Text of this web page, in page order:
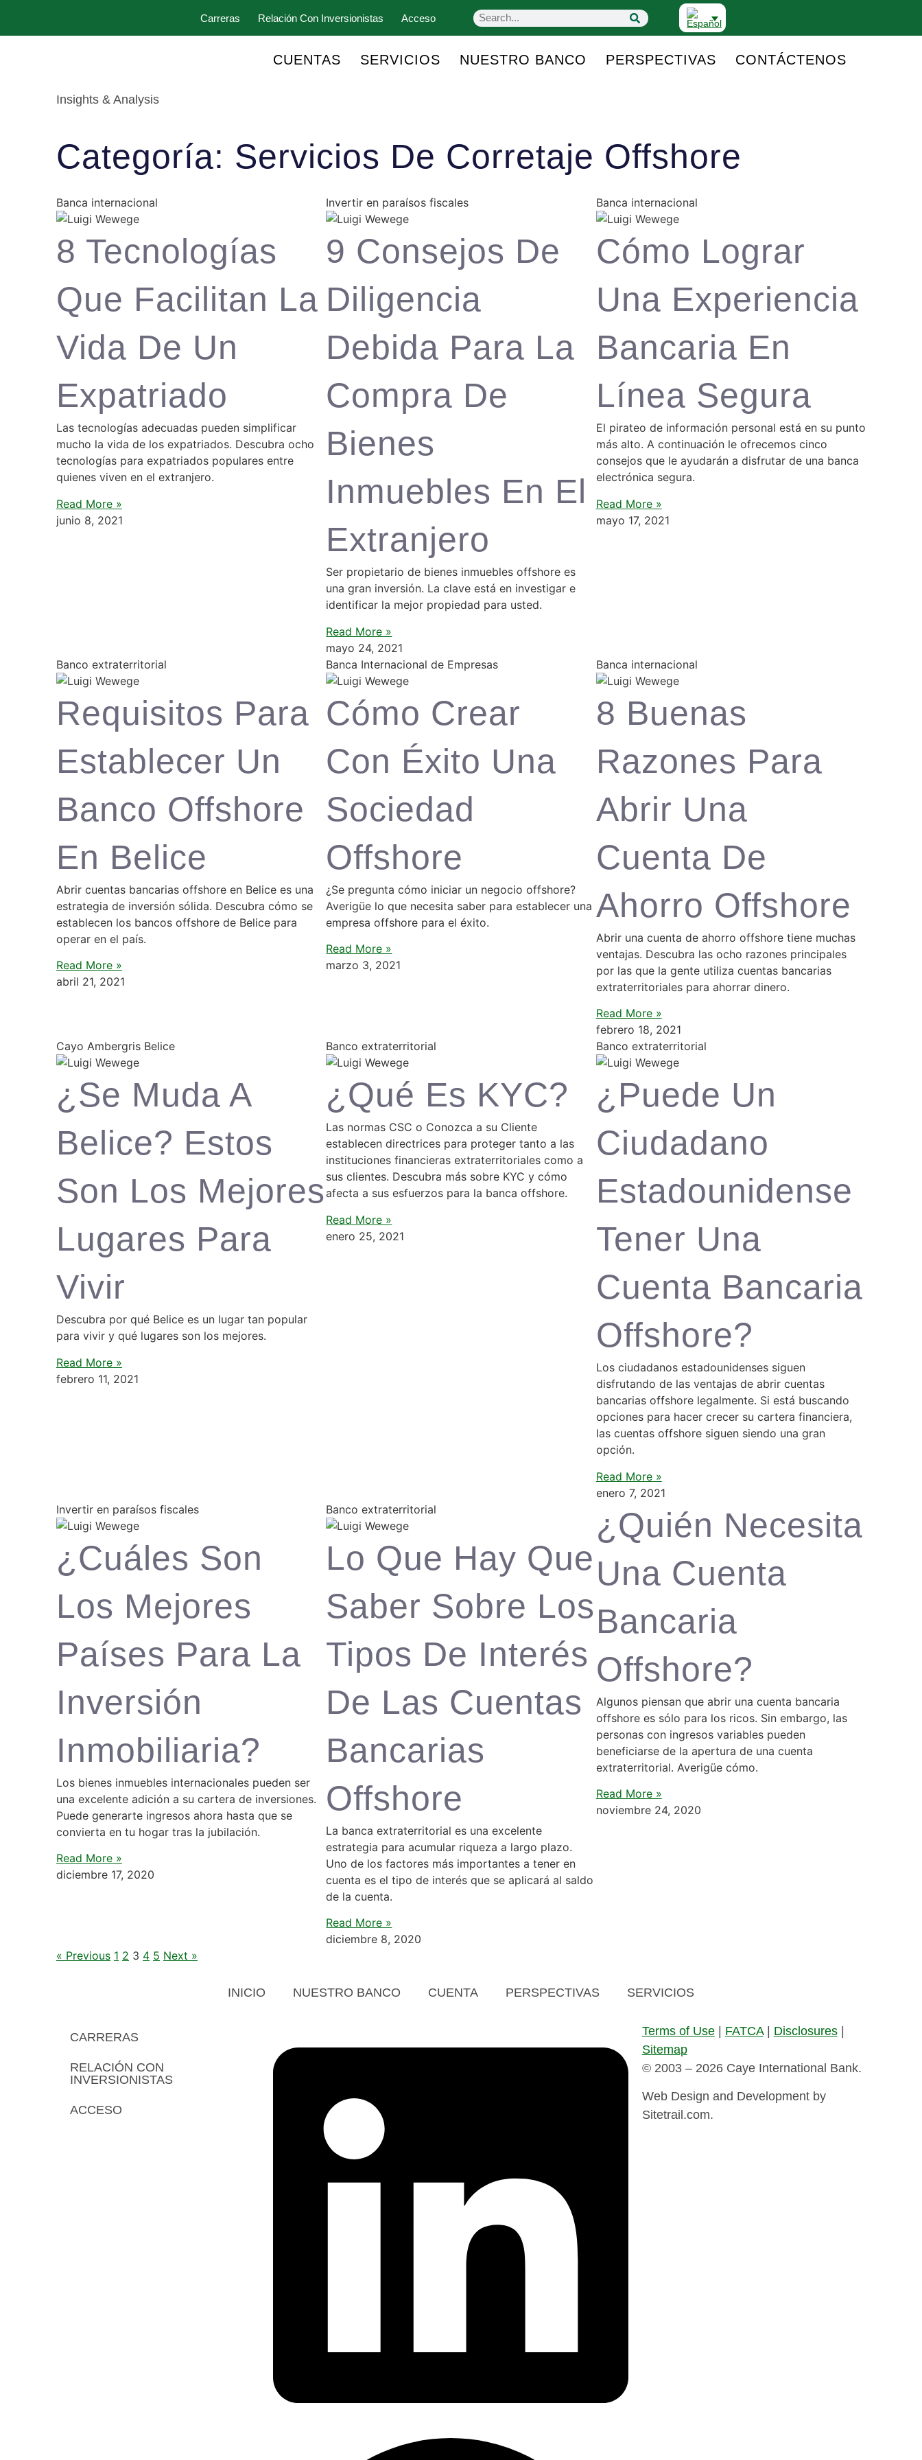
Carreras Relación Con Inversionistas Acceso
CUENTAS SERVICIOS NUESTRO BANCO PERSPECTIVAS CONTÁCTENOS
Insights & Analysis
Categoría: Servicios De Corretaje Offshore
Banca internacional
8 Tecnologías
Que Facilitan La
Vida De Un
Expatriado
Las tecnologías adecuadas pueden simplificar
mucho la vida de los expatriados. Descubra ocho
tecnologías para expatriados populares entre
quienes viven en el extranjero.
Read More »
junio 8, 2021
Invertir en paraísos fiscales
9 Consejos De
Diligencia
Debida Para La
Compra De
Bienes
Inmuebles En El
Extranjero
Ser propietario de bienes inmuebles offshore es
una gran inversión. La clave está en investigar e
identificar la mejor propiedad para usted.
Read More »
mayo 24, 2021
Banca internacional
Cómo Lograr
Una Experiencia
Bancaria En
Línea Segura
El pirateo de información personal está en su punto
más alto. A continuación le ofrecemos cinco
consejos que le ayudarán a disfrutar de una banca
electrónica segura.
Read More »
mayo 17, 2021
Banco extraterritorial
Requisitos Para
Establecer Un
Banco Offshore
En Belice
Abrir cuentas bancarias offshore en Belice es una
estrategia de inversión sólida. Descubra cómo se
establecen los bancos offshore de Belice para
operar en el país.
Read More »
abril 21, 2021
Banca Internacional de Empresas
Cómo Crear
Con Éxito Una
Sociedad
Offshore
¿Se pregunta cómo iniciar un negocio offshore?
Averigüe lo que necesita saber para establecer una
empresa offshore para el éxito.
Read More »
marzo 3, 2021
Banca internacional
8 Buenas
Razones Para
Abrir Una
Cuenta De
Ahorro Offshore
Abrir una cuenta de ahorro offshore tiene muchas
ventajas. Descubra las ocho razones principales
por las que la gente utiliza cuentas bancarias
extraterritoriales para ahorrar dinero.
Read More »
febrero 18, 2021
Cayo Ambergris Belice
¿Se Muda A
Belice? Estos
Son Los Mejores
Lugares Para
Vivir
Descubra por qué Belice es un lugar tan popular
para vivir y qué lugares son los mejores.
Read More »
febrero 11, 2021
Banco extraterritorial
¿Qué Es KYC?
Las normas CSC o Conozca a su Cliente
establecen directrices para proteger tanto a las
instituciones financieras extraterritoriales como a
sus clientes. Descubra más sobre KYC y cómo
afecta a sus esfuerzos para la banca offshore.
Read More »
enero 25, 2021
Banco extraterritorial
¿Puede Un
Ciudadano
Estadounidense
Tener Una
Cuenta Bancaria
Offshore?
Los ciudadanos estadounidenses siguen
disfrutando de las ventajas de abrir cuentas
bancarias offshore legalmente. Si está buscando
opciones para hacer crecer su cartera financiera,
las cuentas offshore siguen siendo una gran
opción.
Read More »
enero 7, 2021
Invertir en paraísos fiscales
¿Cuáles Son
Los Mejores
Países Para La
Inversión
Inmobiliaria?
Los bienes inmuebles internacionales pueden ser
una excelente adición a su cartera de inversiones.
Puede generarte ingresos ahora hasta que se
convierta en tu hogar tras la jubilación.
Read More »
diciembre 17, 2020
Banco extraterritorial
Lo Que Hay Que
Saber Sobre Los
Tipos De Interés
De Las Cuentas
Bancarias
Offshore
La banca extraterritorial es una excelente
estrategia para acumular riqueza a largo plazo.
Uno de los factores más importantes a tener en
cuenta es el tipo de interés que se aplicará al saldo
de la cuenta.
Read More »
diciembre 8, 2020
¿Quién Necesita
Una Cuenta
Bancaria
Offshore?
Algunos piensan que abrir una cuenta bancaria
offshore es sólo para los ricos. Sin embargo, las
personas con ingresos variables pueden
beneficiarse de la apertura de una cuenta
extraterritorial. Averigüe cómo.
Read More »
noviembre 24, 2020
« Previous 1 2 3 4 5 Next »
INICIO NUESTRO BANCO CUENTA PERSPECTIVAS SERVICIOS
CARRERAS
RELACIÓN CON
INVERSIONISTAS
ACCESO
Terms of Use| FATCA| Disclosures|
Sitemap
© 2003 – 2026 Caye International Bank.
Web Design and Development by
Sitetrail.com.